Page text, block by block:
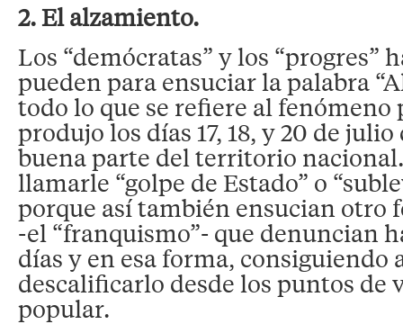
2. El alzamiento.
Los “demócratas” y los “progres”
pueden para ensuciar la palabra
todo lo que se refiere al fenómeno
produjo los días 17, 18, y 20 de julio
buena parte del territorio
llamarle “golpe de Estado” o
porque así también ensucian otro
-el “franquismo”- que denuncian
días y en esa forma, consiguiendo
descalificarlo desde los puntos de
popular.